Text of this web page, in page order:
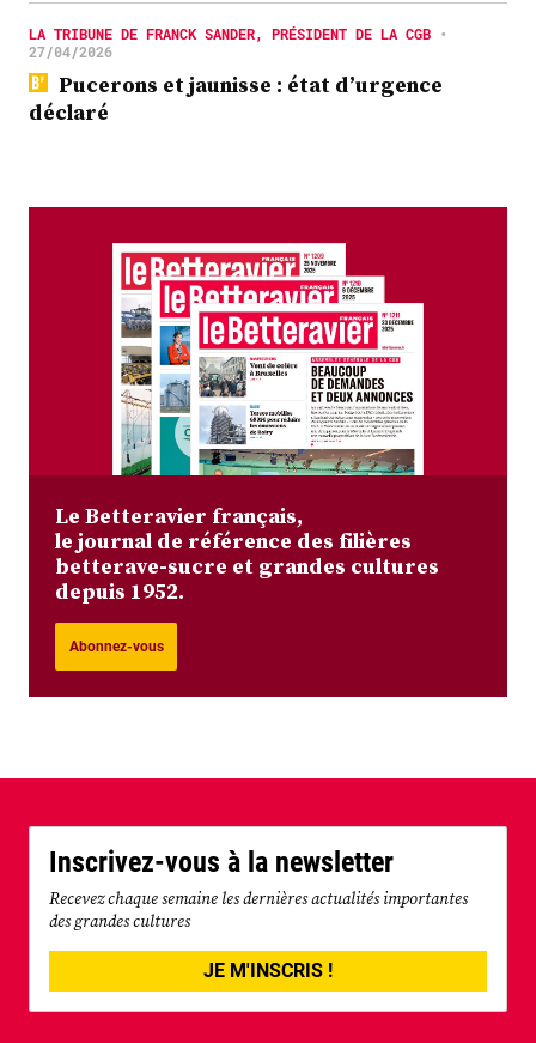
LA TRIBUNE DE FRANCK SANDER, PRÉSIDENT DE LA CGB •
27/04/2026
Pucerons et jaunisse : état d’urgence
déclaré
Le Betteravier français,
le journal de référence des filières
betterave-sucre et grandes cultures
depuis 1952.
Abonnez-vous
Inscrivez-vous à la newsletter
Recevez chaque semaine les dernières actualités importantes
des grandes cultures
JE M'INSCRIS !